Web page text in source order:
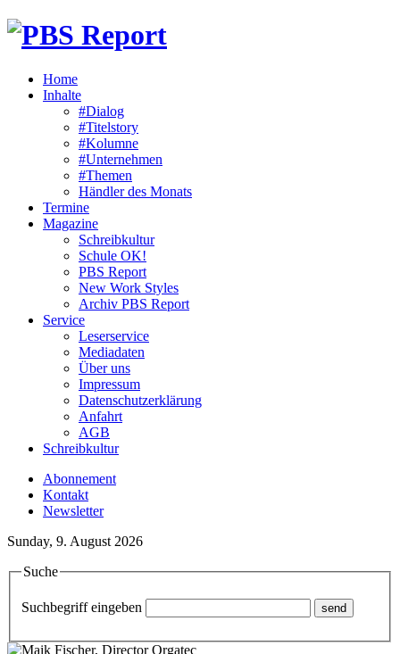
Home
Inhalte
#Dialog
#Titelstory
#Kolumne
#Unternehmen
#Themen
Händler des Monats
Termine
Magazine
Schreibkultur
Schule OK!
PBS Report
New Work Styles
Archiv PBS Report
Service
Leserservice
Mediadaten
Über uns
Impressum
Datenschutzerklärung
Anfahrt
AGB
Schreibkultur
Abonnement
Kontakt
Newsletter
Sunday, 9. August 2026
Suche
Suchbegriff eingeben